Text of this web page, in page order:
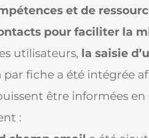
et de
pour faciliter la
utilisateurs, la saisie
par fiche a été intégrée
être informées en
: